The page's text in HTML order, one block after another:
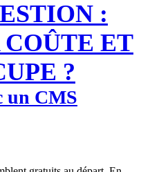
:
ET
?
un CMS